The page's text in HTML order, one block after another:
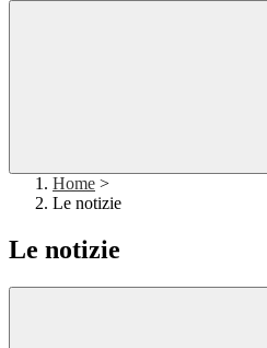
Home >
Le notizie
Le notizie